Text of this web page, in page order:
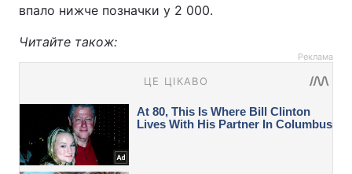
впало нижче позначки у 2 000.
Читайте також:
Реклама